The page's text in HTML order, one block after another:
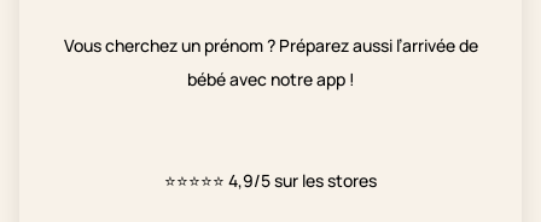
Vous cherchez un prénom ? Préparez aussi l’arrivée de
bébé avec notre app !
⭐⭐⭐⭐⭐ 4,9/5 sur les stores